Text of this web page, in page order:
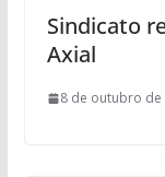
Sindicato
Axial
8 de outubro de